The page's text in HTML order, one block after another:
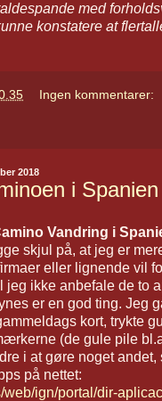
med
konstatere at
Ingen kommentarer:
2018
i Spanien
Vandring i
skjul på, at jeg er
eller lignende vil
jeg ikke anbefale de to
er en god ting. Jeg
kort, trykte
(de gule pile
i at gøre noget andet,
på nettet:
web/ign/portal/dir-